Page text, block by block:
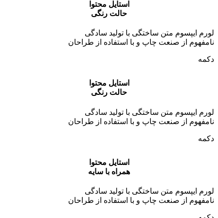
استایل محتوا
حالت رنگی
لورم ایپسوم متن ساختگی با تولید سادگی
نامفهوم از صنعت چاپ و با استفاده از طراحان
دکمه
استایل محتوا
حالت رنگی
لورم ایپسوم متن ساختگی با تولید سادگی
نامفهوم از صنعت چاپ و با استفاده از طراحان
دکمه
استایل محتوا
همراه با سایه
لورم ایپسوم متن ساختگی با تولید سادگی
نامفهوم از صنعت چاپ و با استفاده از طراحان